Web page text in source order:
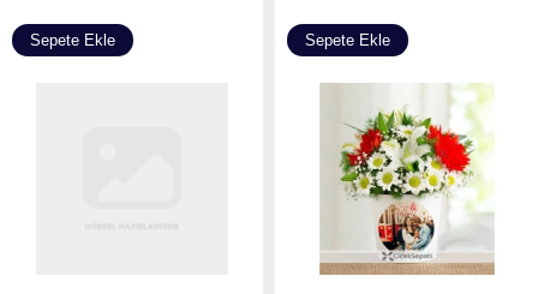
Sepete Ekle Sepete Ekle